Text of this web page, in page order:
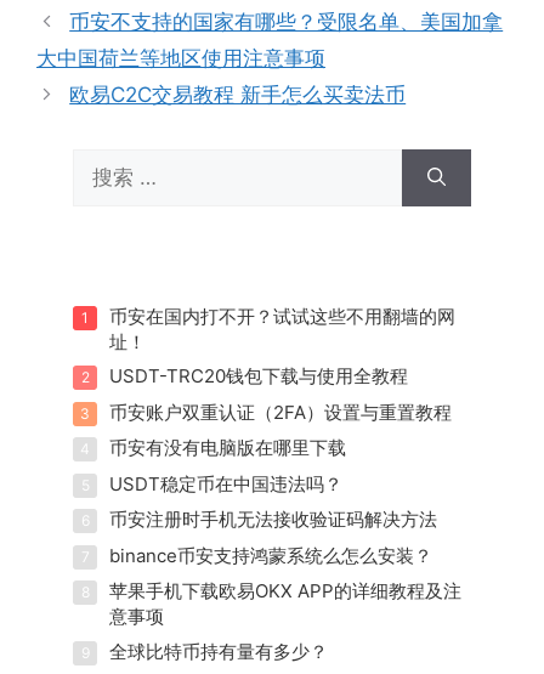
币安不支持的国家有哪些？受限名单、美国加拿
大中国荷兰等地区使用注意事项
欧易C2C交易教程 新手怎么买卖法币
索：
1
币安在国内打不开？试试这些不用翻墙的网
址！
2 USDT-TRC20钱包下载与使用全教程
3 币安账户双重认证（2FA）设置与重置教程
4 币安有没有电脑版在哪里下载
5 USDT稳定币在中国违法吗？
6 币安注册时手机无法接收验证码解决方法
7 binance币安支持鸿蒙系统么怎么安装？
8
苹果手机下载欧易OKX APP的详细教程及注
意事项
9 全球比特币持有量有多少？